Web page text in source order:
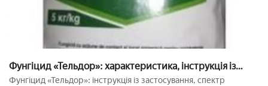
Фунгіцид «Тельдор»: характеристика, інструкція із
застосування
Фунгіцид «Тельдор»: інструкція із застосування, спектр